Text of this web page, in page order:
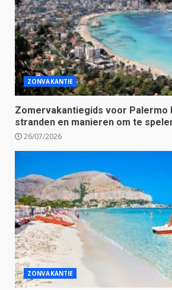
ZONVAKANTIE
Zomervakantiegids voor Palermo
stranden en manieren om te
26/07/2026
ZONVAKANTIE